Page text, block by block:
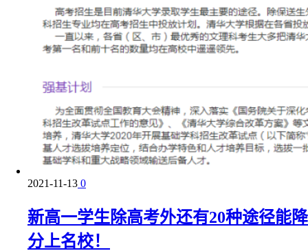
2021-11-13 0
新高一学生除高考外还有20种途径能降
分上名校！